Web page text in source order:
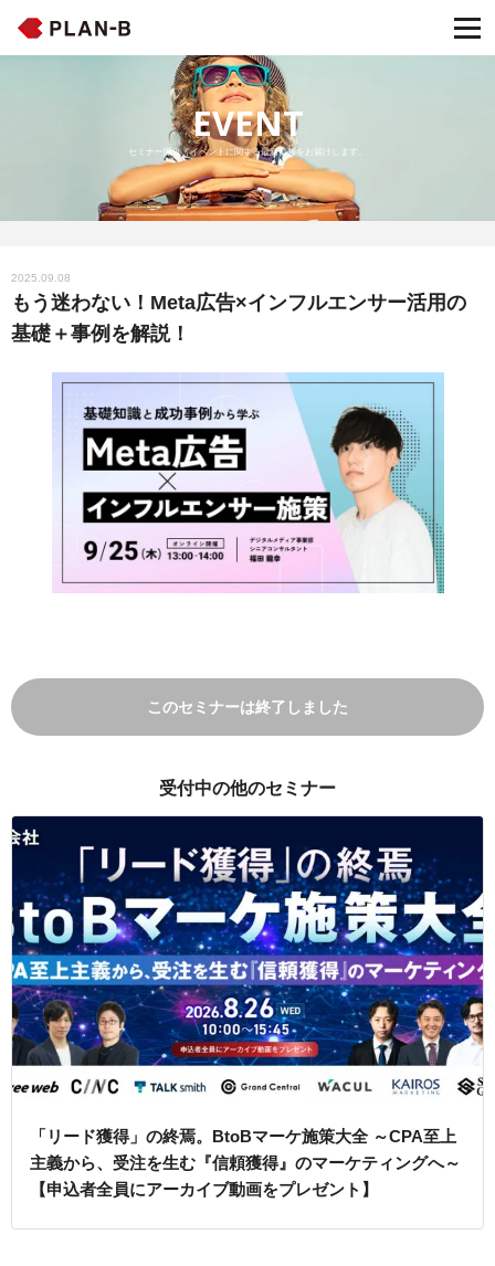
EVENT
セミナー開催・イベントに関する最新情報をお届けします。
2025.09.08
もう迷わない！Meta広告×インフルエンサー活用の
基礎＋事例を解説！
このセミナーは終了しました
受付中の他のセミナー
「リード獲得」の終焉。BtoBマーケ施策大全 ～CPA至上
主義から、受注を生む『信頼獲得』のマーケティングへ～
【申込者全員にアーカイブ動画をプレゼント】